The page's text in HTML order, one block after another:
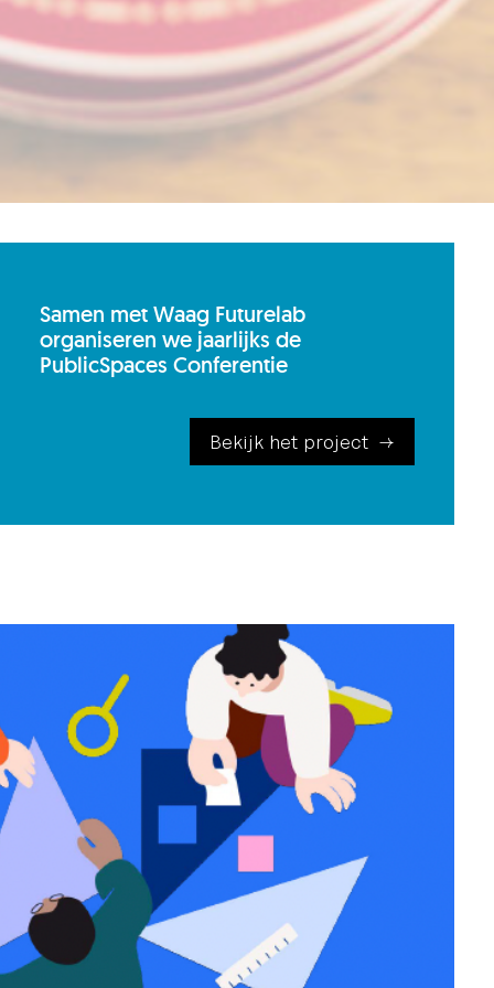
Samen met Waag Futurelab
organiseren we jaarlijks de
PublicSpaces Conferentie
Bekijk het project